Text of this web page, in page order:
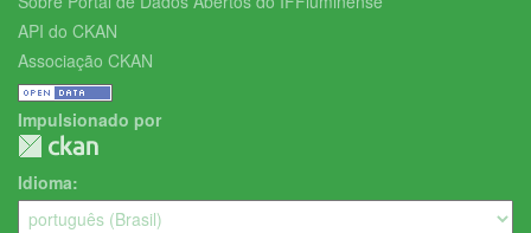
API do CKAN
Associação CKAN
Impulsionado por
Idioma